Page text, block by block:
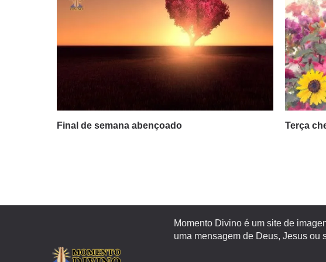
Final de semana abençoado Terça
Momento Divino é um site de
uma mensagem de Deus, Jesus ou